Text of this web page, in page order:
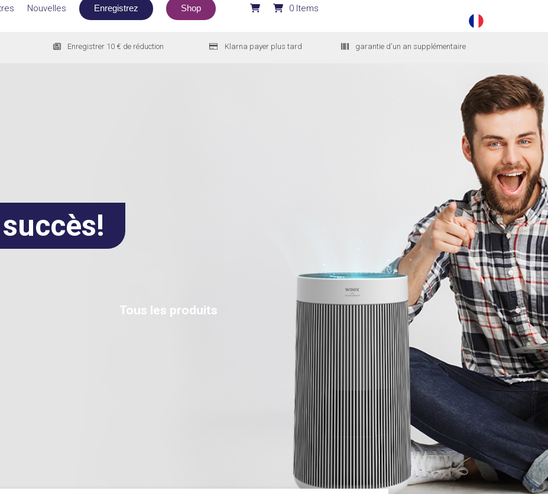
Nouvelles Enregistrez Shop 0 Items
Enregistrer 10 € de réduction Klarna payer plus tard garantie d'un an supplémentaire
Tous les produits